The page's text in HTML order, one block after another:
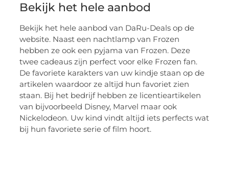
Bekijk het hele aanbod
Bekijk het hele aanbod van DaRu-Deals op de
website. Naast een nachtlamp van Frozen
hebben ze ook een pyjama van Frozen. Deze
twee cadeaus zijn perfect voor elke Frozen fan.
De favoriete karakters van uw kindje staan op de
artikelen waardoor ze altijd hun favoriet zien
staan. Bij het bedrijf hebben ze licentieartikelen
van bijvoorbeeld Disney, Marvel maar ook
Nickelodeon. Uw kind vindt altijd iets perfects wat
bij hun favoriete serie of film hoort.